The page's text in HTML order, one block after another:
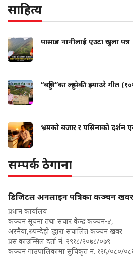
साहित्य
पासाङ नानीलाई एउटा खुला पत्र
“बहुवि”का ल्हुम्पेकी झ्याउरे गीत
भ्रमको बजार र पसिनाको दर्शन
सम्पर्क ठेगाना
डिजिटल अनलाइन पत्रिका कञ्चन
प्रधान कार्यालय
कञ्चन सूचना तथा संचार केन्द्र कञ्चन-४,
अस्नैया,रुपन्देही द्धारा संचालित कञ्चन खवर
प्रस काउन्सिल दर्ता नं. २९१८/२०७८/०७९
कञ्चन गाउपालिकामा सुचिकृत नं. १२६/०८०/